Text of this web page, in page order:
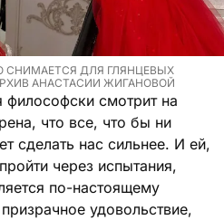
СНИМАЕТСЯ ДЛЯ ГЛЯНЦЕВЫХ
АНАСТАСИИ ЖИГАНОВОЙ
философски смотрит на
что все, что бы ни
сделать нас сильнее. И ей,
через испытания,
по-настоящему
удовольствие,